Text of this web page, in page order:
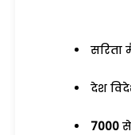
सरिता
देश
7000